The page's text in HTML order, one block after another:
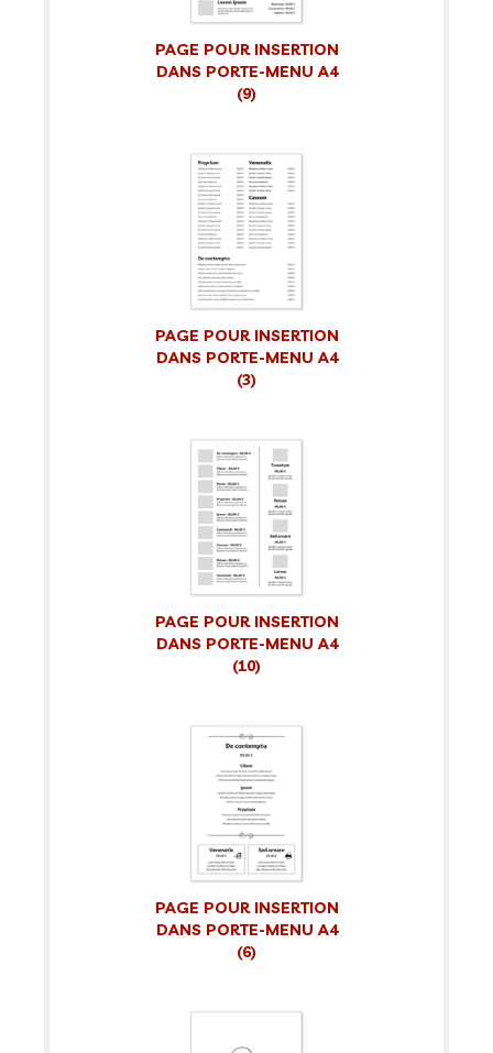
PAGE POUR INSERTION
DANS PORTE-MENU A4
(9)
PAGE POUR INSERTION
DANS PORTE-MENU A4
(3)
PAGE POUR INSERTION
DANS PORTE-MENU A4
(10)
PAGE POUR INSERTION
DANS PORTE-MENU A4
(6)